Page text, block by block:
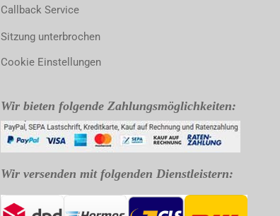
Callback Service
Sitzung unterbrochen
Cookie Einstellungen
Wir bieten folgende Zahlungsmöglichkeiten:
Wir versenden mit folgenden Dienstleistern: